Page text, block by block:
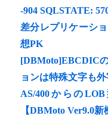
-904 SQLSTATE:
差分レプリケーシ
想PK
[DBMoto]EBCDIC
ョンは特殊文字も外
AS/400からの
【DBMoto Ver9.0新